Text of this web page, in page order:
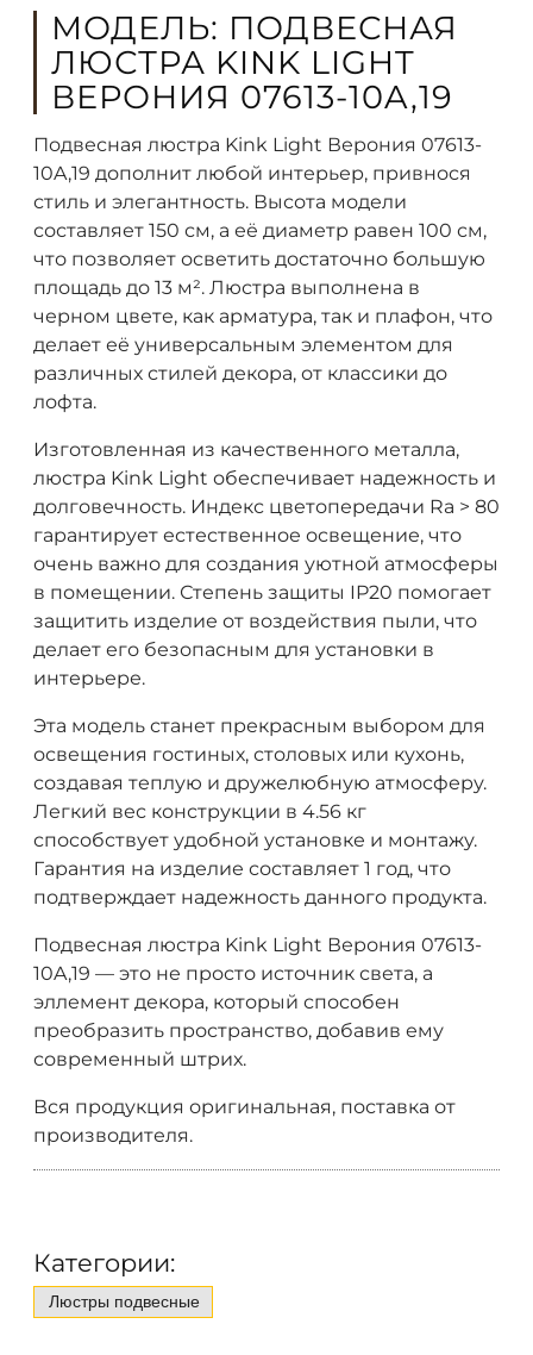
МОДЕЛЬ: ПОДВЕСНАЯ
ЛЮСТРА KINK LIGHT
ВЕРОНИЯ 07613-10A,19
Подвесная люстра Kink Light Верония 07613-
10A,19 дополнит любой интерьер, привнося
стиль и элегантность. Высота модели
составляет 150 см, а её диаметр равен 100 см,
что позволяет осветить достаточно большую
площадь до 13 м². Люстра выполнена в
черном цвете, как арматура, так и плафон, что
делает её универсальным элементом для
различных стилей декора, от классики до
лофта.
Изготовленная из качественного металла,
люстра Kink Light обеспечивает надежность и
долговечность. Индекс цветопередачи Ra > 80
гарантирует естественное освещение, что
очень важно для создания уютной атмосферы
в помещении. Степень защиты IP20 помогает
защитить изделие от воздействия пыли, что
делает его безопасным для установки в
интерьере.
Эта модель станет прекрасным выбором для
освещения гостиных, столовых или кухонь,
создавая теплую и дружелюбную атмосферу.
Легкий вес конструкции в 4.56 кг
способствует удобной установке и монтажу.
Гарантия на изделие составляет 1 год, что
подтверждает надежность данного продукта.
Подвесная люстра Kink Light Верония 07613-
10A,19 — это не просто источник света, а
эллемент декора, который способен
преобразить пространство, добавив ему
современный штрих.
Вся продукция оригинальная, поставка от
производителя.
Категории:
Люстры подвесные